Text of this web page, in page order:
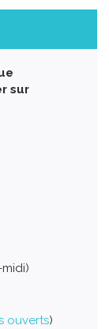
sur
ouverts)